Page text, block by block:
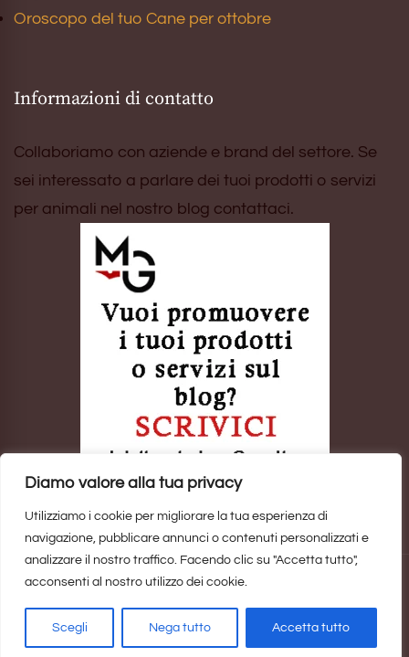
Diamo valore alla tua privacy
Utilizziamo i cookie per migliorare la tua esperienza di
navigazione, pubblicare annunci o contenuti personalizzati e
analizzare il nostro traffico. Facendo clic su "Accetta tutto",
acconsenti al nostro utilizzo dei cookie.
Scegli Nega tutto Accetta tutto
Oroscopo del tuo Cane per ottobre
Informazioni di contatto
Collaboriamo con aziende e brand del settore. Se
sei interessato a parlare dei tuoi prodotti o servizi
per animali nel nostro blog contattaci.
Sito realizzato daMarina Galatioto. ©2025 Tutti i Diritti Riservati -
Privacy Policy
Privacy Policy Copyright, Privacy & Cookies Policy